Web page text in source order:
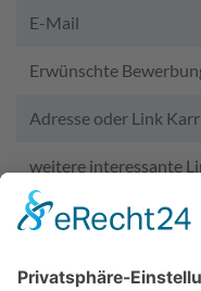
E-Mail
Erwünschte
Adresse oder Link
weitere interessante
um den